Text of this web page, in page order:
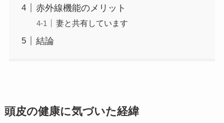
赤外線機能のメリット
妻と共有しています
結論
頭皮の健康に気づいた経緯